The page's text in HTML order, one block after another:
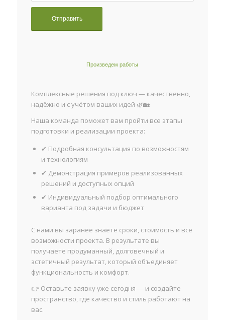
Произведем работы
Комплексные решения под ключ — качественно,
надёжно и с учётом ваших идей 🌿🏡
Наша команда поможет вам пройти все этапы
подготовки и реализации проекта:
✔ Подробная консультация по возможностям
и технологиям
✔ Демонстрация примеров реализованных
решений и доступных опций
✔ Индивидуальный подбор оптимального
варианта под задачи и бюджет
С нами вы заранее знаете сроки, стоимость и все
возможности проекта. В результате вы
получаете продуманный, долговечный и
эстетичный результат, который объединяет
функциональность и комфорт.
👉 Оставьте заявку уже сегодня — и создайте
пространство, где качество и стиль работают на
вас.